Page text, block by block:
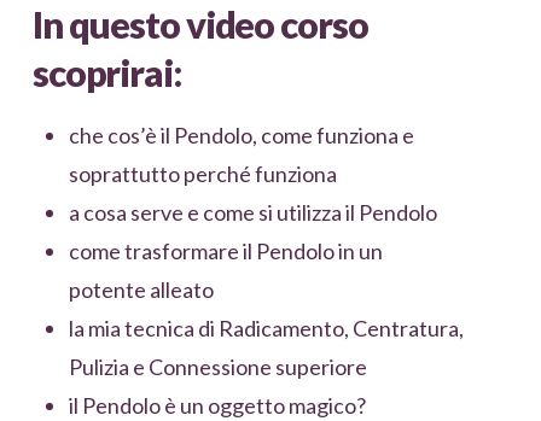
In questo video corso
scoprirai:
che cos’è il Pendolo, come funziona e
soprattutto perché funziona
a cosa serve e come si utilizza il Pendolo
come trasformare il Pendolo in un
potente alleato
la mia tecnica di Radicamento, Centratura,
Pulizia e Connessione superiore
il Pendolo è un oggetto magico?